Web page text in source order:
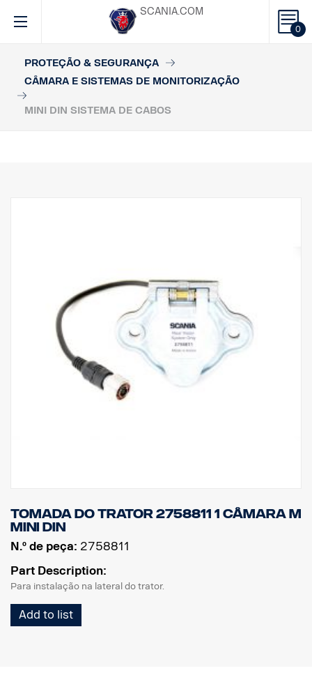
0
SCANIA.COM
PROTEÇÃO & SEGURANÇA
CÂMARA E SISTEMAS DE MONITORIZAÇÃO
MINI DIN SISTEMA DE CABOS
Tomada do Trator 2758811 1 câmara M
MINI DIN
N.º de peça: 2758811
Part Description:
Para instalação na lateral do trator.
Add to list